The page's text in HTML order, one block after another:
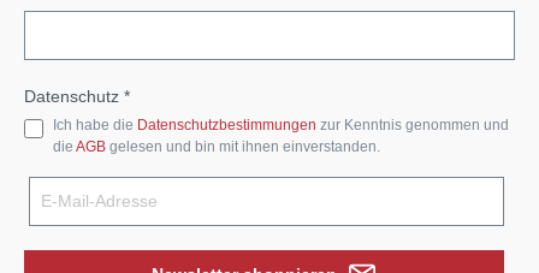
Datenschutz *
Ich habe die Datenschutzbestimmungen zur Kenntnis genommen und
die AGB gelesen und bin mit ihnen einverstanden.